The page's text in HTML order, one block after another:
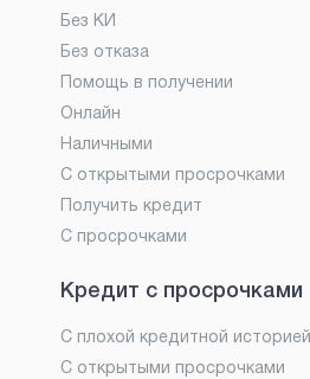
Без КИ
Без отказа
Помощь в получении
Онлайн
Наличными
С открытыми просрочками
Получить кредит
С просрочками
Кредит с просрочками
С плохой кредитной историей
С открытыми просрочками